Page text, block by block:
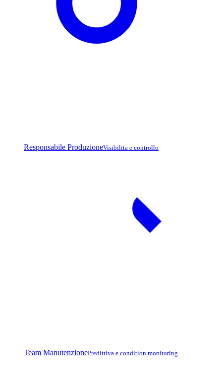
Responsabile ProduzioneVisibilita e controllo
Team ManutenzionePredittiva e condition monitoring